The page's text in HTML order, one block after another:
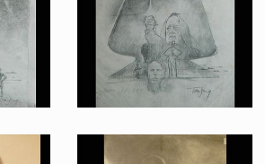
Fait pour la promotion